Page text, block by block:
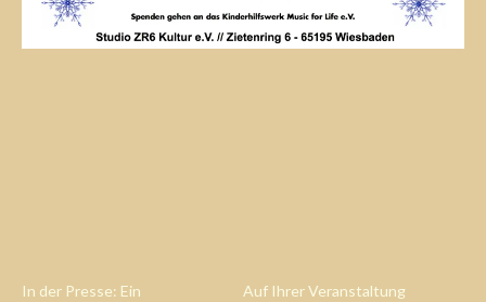
In der Presse: Ein
Auf Ihrer Veranstaltung